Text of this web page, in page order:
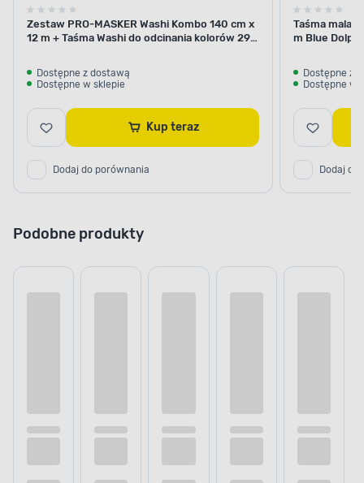
Zestaw PRO-MASKER Washi Kombo 140 cm x
12 m + Taśma Washi do odcinania kolorów 29
Dostępne z dostawą
Dostępne w sklepie
Kup teraz
Dodaj do porównania
Taśma
m Blue
Dostępne z
Dostępne w
Dodaj do
Podobne produkty